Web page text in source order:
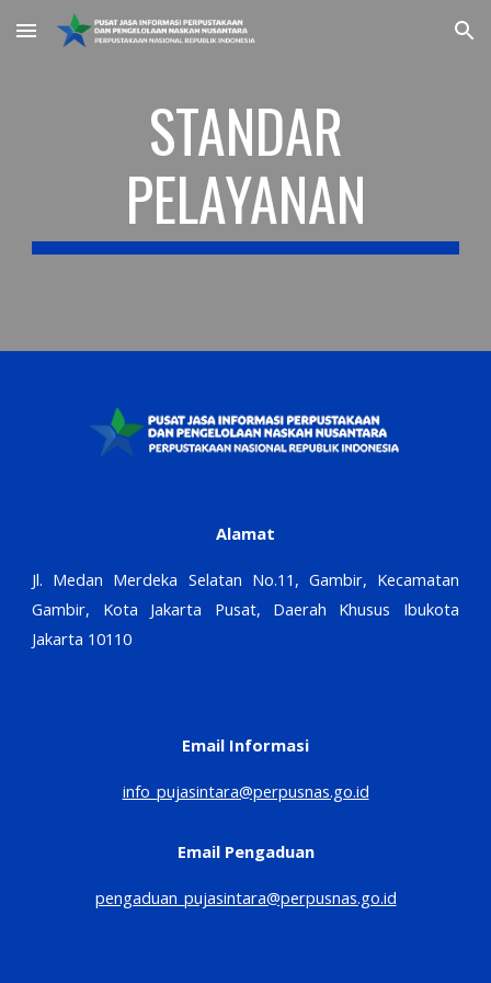
Skip to main content Skip to navigation
STANDAR
PELAYANAN
Alamat
Jl. Medan Merdeka Selatan No.11, Gambir, Kecamatan
Gambir, Kota Jakarta Pusat, Daerah Khusus Ibukota
Jakarta 10110
Email Informasi
info_pujasintara@perpusnas.go.id
Email Pengaduan
pengaduan_pujasintara@perpusnas.go.id